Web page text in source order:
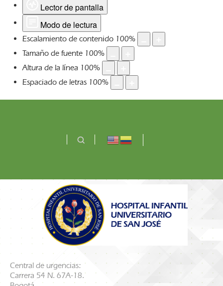
Lector de pantalla
Modo de lectura
Escalamiento de contenido 100%
Tamaño de fuente 100%
Altura de la línea 100%
Espaciado de letras 100%
Central de urgencias:
Carrera 54 N. 67A-18.